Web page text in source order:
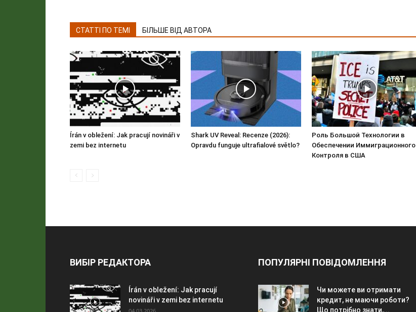
СТАТТІ ПО ТЕМІ БІЛЬШЕ ВІД АВТОРА
Írán v obležení: Jak pracují novináři v
zemi bez internetu
Shark UV Reveal: Recenze (2026):
Opravdu funguje ultrafialové světlo?
Роль Большой Технологии в
Обеспечении Иммиграционного
Контроля в США
ВИБІР РЕДАКТОРА
Írán v obležení: Jak pracují
novináři v zemi bez internetu
04.03.2026
ПОПУЛЯРНІ ПОВІДОМЛЕННЯ
Чи можете ви отримати
кредит, не маючи роботи?
Що потрібно знати,...